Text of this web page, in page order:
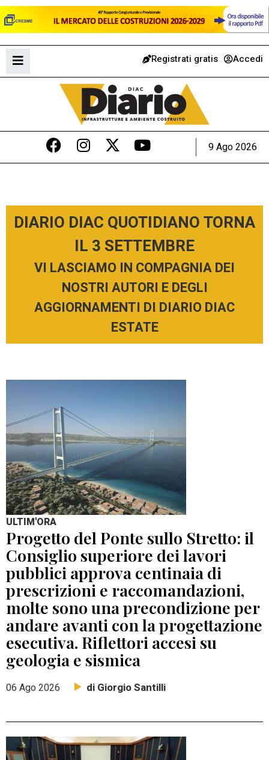
Registrati gratis Accedi
9 Ago 2026
DIARIO DIAC QUOTIDIANO TORNA
IL 3 SETTEMBRE
VI LASCIAMO IN COMPAGNIA DEI
NOSTRI AUTORI E DEGLI
AGGIORNAMENTI DI DIARIO DIAC
ESTATE
ULTIM'ORA
Progetto del Ponte sullo Stretto: il
Consiglio superiore dei lavori
pubblici approva centinaia di
prescrizioni e raccomandazioni,
molte sono una precondizione per
andare avanti con la progettazione
esecutiva. Riflettori accesi su
geologia e sismica
06 Ago 2026 di Giorgio Santilli